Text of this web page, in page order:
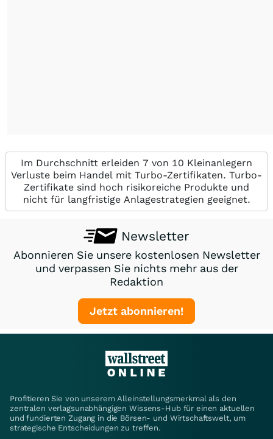
Im Durchschnitt erleiden 7 von 10 Kleinanlegern
Verluste beim Handel mit Turbo-Zertifikaten. Turbo-
Zertifikate sind hoch risikoreiche Produkte und
nicht für langfristige Anlagestrategien geeignet.
Newsletter
Abonnieren Sie unsere kostenlosen Newsletter
und verpassen Sie nichts mehr aus der
Redaktion
Jetzt abonnieren!
Profitieren Sie von unserem Alleinstellungsmerkmal als den
zentralen verlagsunabhängigen Wissens-Hub für einen aktuellen
und fundierten Zugang in die Börsen- und Wirtschaftswelt, um
strategische Entscheidungen zu treffen.